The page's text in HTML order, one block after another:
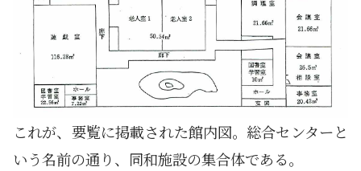
これが、要覧に掲載された館内図。総合センターと
いう名前の通り、同和施設の集合体である。